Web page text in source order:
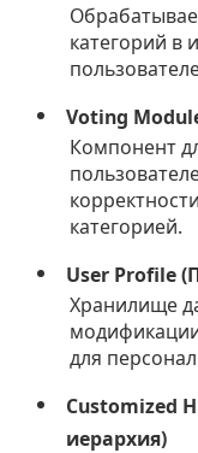
категорий в
Voting
Компонент
категорией.
User Profile
Хранилище
для
Customized
иерархия)